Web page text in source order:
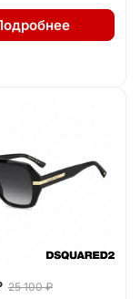
25 100 ₽